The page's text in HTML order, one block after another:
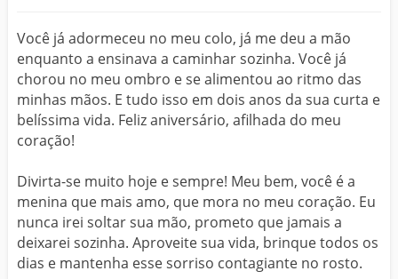
Você já adormeceu no meu colo, já me deu a mão
enquanto a ensinava a caminhar sozinha. Você já
chorou no meu ombro e se alimentou ao ritmo das
minhas mãos. E tudo isso em dois anos da sua curta e
belíssima vida. Feliz aniversário, afilhada do meu
coração!
Divirta-se muito hoje e sempre! Meu bem, você é a
menina que mais amo, que mora no meu coração. Eu
nunca irei soltar sua mão, prometo que jamais a
deixarei sozinha. Aproveite sua vida, brinque todos os
dias e mantenha esse sorriso contagiante no rosto.